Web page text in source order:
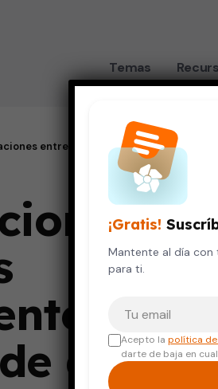
Temas
entre los adolescentes: señales de
alerta
¡Gratis!
Mantente al día con
para ti.
Acepto lapolítica
darte de baja en